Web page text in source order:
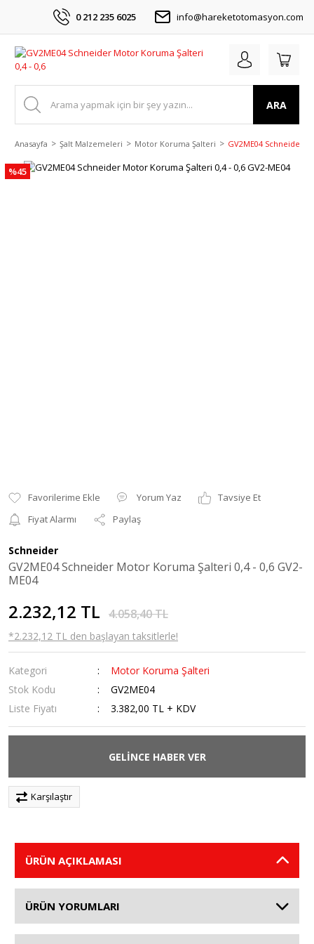
0 212 235 6025 info@hareketotomasyon.com
ARA
Anasayfa Şalt Malzemeleri Motor Koruma Şalteri GV2ME04 Schneider
%45
Yorum Yaz
Tavsiye Et
Fiyat Alarmı
Paylaş
Schneider
GV2ME04 Schneider Motor Koruma Şalteri 0,4 - 0,6 GV2-
ME04
2.232,12 TL 4.058,40 TL
*2.232,12 TL den başlayan taksitlerle!
Kategori
Motor Koruma Şalteri
Stok Kodu
GV2ME04
Liste Fiyatı
3.382,00 TL + KDV
GELİNCE HABER VER
Karşılaştır
ÜRÜN AÇIKLAMASI
ÜRÜN YORUMLARI